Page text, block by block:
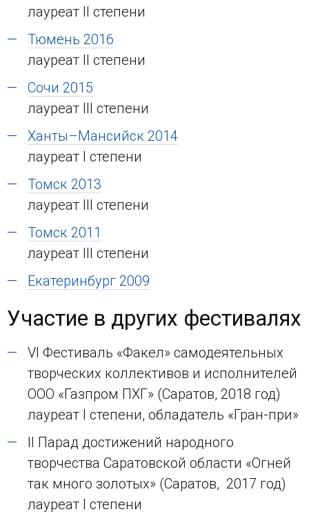
лауреат II степени
Тюмень 2016
лауреат II степени
Сочи 2015
лауреат III степени
Ханты–Мансийск 2014
лауреат I степени
Томск 2013
лауреат III степени
Томск 2011
лауреат III степени
Екатеринбург 2009
Участие в других фестивалях
VI Фестиваль «Факел» самодеятельных
творческих коллективов и исполнителей
ООО «Газпром ПХГ» (Саратов, 2018 год)
лауреат I степени, обладатель «Гран-при»
II Парад достижений народного
творчества Саратовской области «Огней
так много золотых» (Саратов, 2017 год)
лауреат I степени